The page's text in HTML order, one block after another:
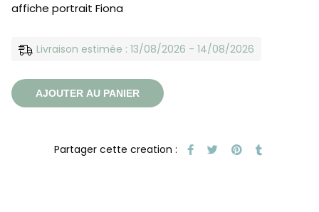
affiche portrait Fiona
Livraison estimée : 13/08/2026 - 14/08/2026
AJOUTER AU PANIER